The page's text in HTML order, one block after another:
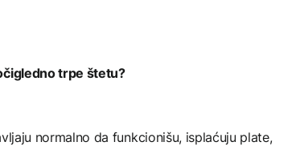
trpe štetu?
normalno da funkcionišu, isplaćuju plate,